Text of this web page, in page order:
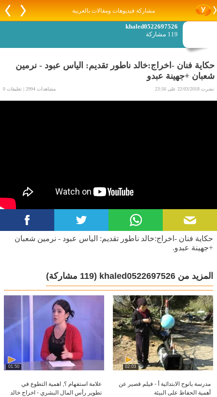
مشاركة فيديوهات ومقالات بالعربية
khaled0522697526
119 مشاركة
حكاية فنان -اخراج:خالد ناطور تقديم: الياس عبود - نرمين
شعبان +جهينة عبدو
نشرت 22/03/2018 على 23:56 مشاهدات 2994 | تعليقات 0
حكاية فنان -اخراج:خالد ناطور تقديم: الياس عبود - نرمين شعبان
+جهينة عبدو.
المزيد من khaled0522697526 (119 مشاركة)
02:03
مدرسة يانوح الابتدائية أ - فيلم قصير عن
أهمية الحفاظ على البيئة
01:50
علامة استفهام ؟, اهمية التطوع في
تطوير رأس المال البشري - اخراج خالد